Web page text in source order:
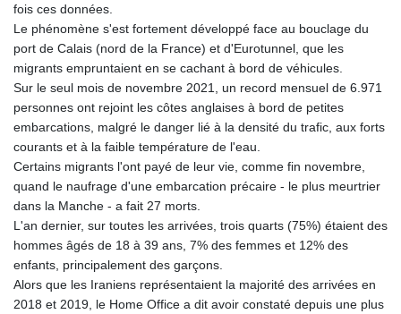
fois ces données.
Le phénomène s'est fortement développé face au bouclage du
port de Calais (nord de la France) et d'Eurotunnel, que les
migrants empruntaient en se cachant à bord de véhicules.
Sur le seul mois de novembre 2021, un record mensuel de 6.971
personnes ont rejoint les côtes anglaises à bord de petites
embarcations, malgré le danger lié à la densité du trafic, aux forts
courants et à la faible température de l'eau.
Certains migrants l'ont payé de leur vie, comme fin novembre,
quand le naufrage d'une embarcation précaire - le plus meurtrier
dans la Manche - a fait 27 morts.
L'an dernier, sur toutes les arrivées, trois quarts (75%) étaient des
hommes âgés de 18 à 39 ans, 7% des femmes et 12% des
enfants, principalement des garçons.
Alors que les Iraniens représentaient la majorité des arrivées en
2018 et 2019, le Home Office a dit avoir constaté depuis une plus